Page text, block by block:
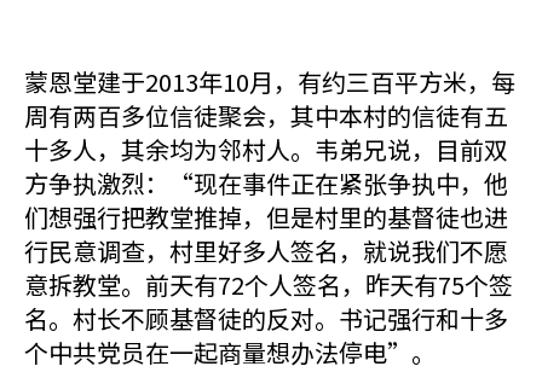
蒙恩堂建于2013年10月，有约三百平方米，每
周有两百多位信徒聚会，其中本村的信徒有五
十多人，其余均为邻村人。韦弟兄说，目前双
方争执激烈：“现在事件正在紧张争执中，他
们想强行把教堂推掉，但是村里的基督徒也进
行民意调查，村里好多人签名，就说我们不愿
意拆教堂。前天有72个人签名，昨天有75个签
名。村长不顾基督徒的反对。书记强行和十多
个中共党员在一起商量想办法停电”。